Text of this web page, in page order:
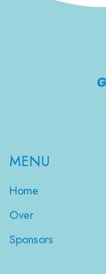
MENU
Home
Over
Sponsors